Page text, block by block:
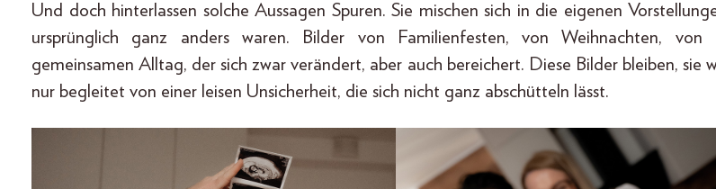
Und doch hinterlassen solche Aussagen Spuren. Sie mischen sich in die eigenen
ursprünglich ganz anders waren. Bilder von Familienfesten, von Weihnachten, von
gemeinsamen Alltag, der sich zwar verändert, aber auch bereichert. Diese Bilder bleiben, sie
nur begleitet von einer leisen Unsicherheit, die sich nicht ganz abschütteln lässt.